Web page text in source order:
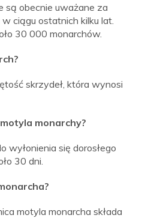
są obecnie uważane za
ciągu ostatnich kilku lat.
30 000 monarchów.
skrzydeł, która wynosi
monarchy?
wyłonienia się dorosłego
30 dni.
motyla monarcha składa